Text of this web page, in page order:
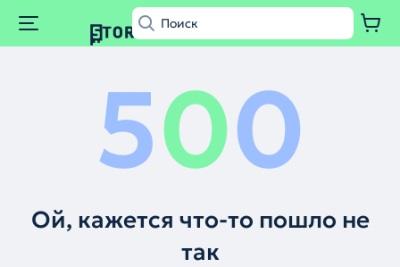
500
Ой, кажется что-то пошло не
так